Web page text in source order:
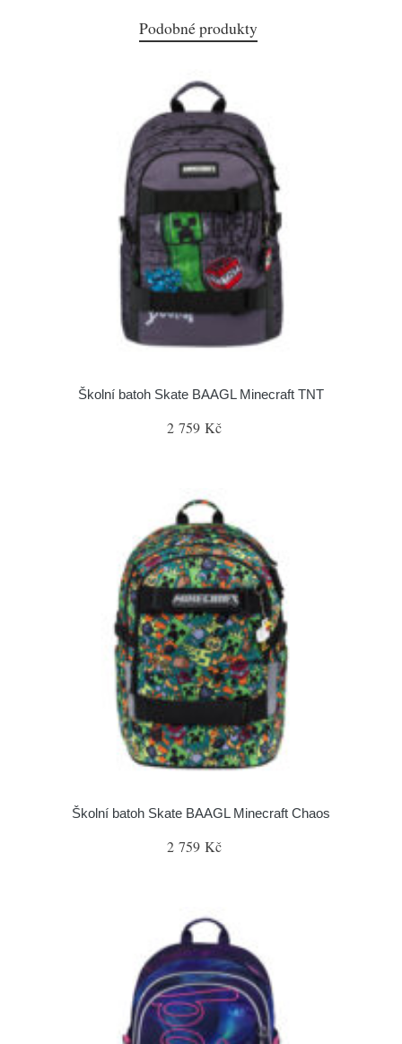
Podobné produkty
Školní batoh Skate BAAGL Minecraft TNT
2 759 Kč
Školní batoh Skate BAAGL Minecraft Chaos
2 759 Kč